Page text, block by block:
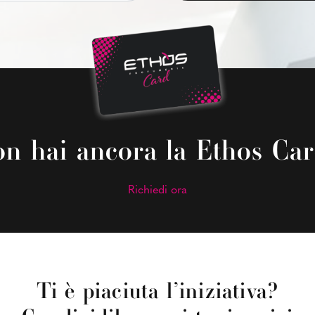
hai ancora la Ethos
Richiedi ora
Ti è piaciuta l’iniziativa?